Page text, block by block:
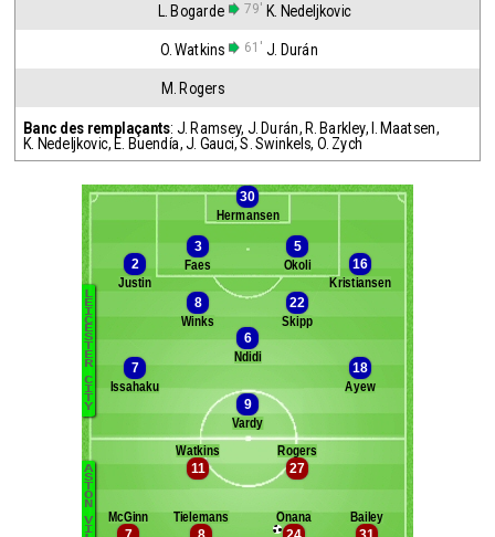
L. Bogarde 79' K. Nedeljkovic
O. Watkins 61' J. Durán
M. Rogers
Banc des remplaçants: J. Ramsey, J. Durán, R. Barkley, I. Maatsen,
K. Nedeljkovic, E. Buendía,J. Gauci,S. Swinkels, O. Zych